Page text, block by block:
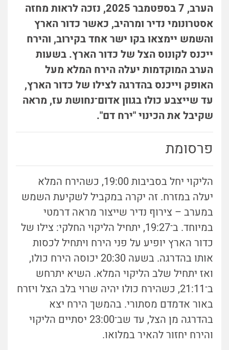
הערב, 7 בספטמבר 2025, נזכה לראות מחזה
אסטרונומי נדיר ומרהיב, כאשר כדור הארץ
והשמש יימצאו בקו ישר אחד בקירוב, והירח
ייכנס לקונוס הצל של כדור הארץ. בשעות
הערב המוקדמות יעלה הירח המלא מעל
האופק וייכנס בהדרגה לצילו של כדור הארץ,
עד שייצבע כולו בגוון אדום־נחושת עז, מראה
שקיבל את הכינוי "ירח דם".
פרסומת
הליקוי יחל בסביבות 19:00, כשהירח המלא
יעלה במזרח. זה יקרה במקביל לשקיעת השמש
במערב – צירוף נדיר שייצור מראה דרמטי
במיוחד. ב־19:27, יתחיל הליקוי החלקי: צילו של
כדור הארץ יופיע על פני הירח ויתחיל לכסות
אותו בהדרגה. בשעה 20:30 יכוסה הירח כולו,
ואז יתחיל שלב הליקוי המלא. השיא יתרחש
ב־
21:11, כשהירח כולו יהיה שרוי בלב הצל ויזרח
באור אדמדם מסתורי. בהמשך הירח יצא
בהדרגה מן הצל, עד שב־23:00 יסתיים הליקוי
והירח יחזור להאיר במלואו.